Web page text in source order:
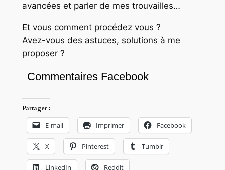
avancées et parler de mes trouvailles…
Et vous comment procédez vous ?
Avez-vous des astuces, solutions à me
proposer ?
Commentaires Facebook
Partager :
E-mail Imprimer Facebook
X Pinterest Tumblr
LinkedIn Reddit